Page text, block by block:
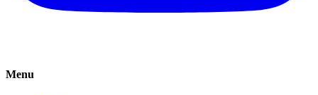
Menu